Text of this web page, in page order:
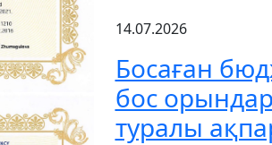
14.07.2026
Босаған
бос орындар
туралы